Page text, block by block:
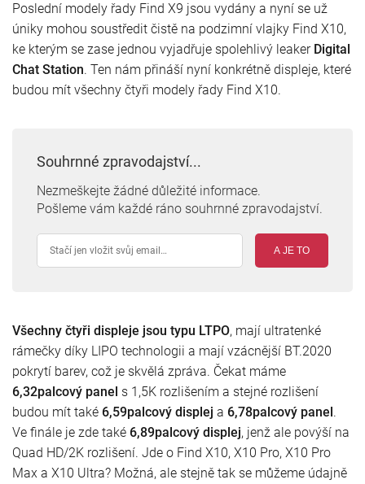
Poslední modely řady Find X9 jsou vydány a nyní se už
úniky mohou soustředit čistě na podzimní vlajky Find X10,
ke kterým se zase jednou vyjadřuje spolehlivý leaker Digital
Chat Station. Ten nám přináší nyní konkrétně displeje, které
budou mít všechny čtyři modely řady Find X10.
Souhrnné zpravodajství...
Nezmeškejte žádné důležité informace.
Pošleme vám každé ráno souhrnné zpravodajství.
A JE TO
Všechny čtyři displeje jsou typu LTPO, mají ultratenké
rámečky díky LIPO technologii a mají vzácnější BT.2020
pokrytí barev, což je skvělá zpráva. Čekat máme
6,32palcový panel s 1,5K rozlišením a stejné rozlišení
budou mít také 6,59palcový displej a 6,78palcový panel.
Ve finále je zde také 6,89palcový displej, jenž ale povýší na
Quad HD/2K rozlišení. Jde o Find X10, X10 Pro, X10 Pro
Max a X10 Ultra? Možná, ale stejně tak se můžeme údajně